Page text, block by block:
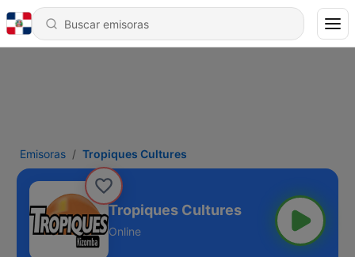
Emisoras Tropiques Cultures
Tropiques Cultures
Online